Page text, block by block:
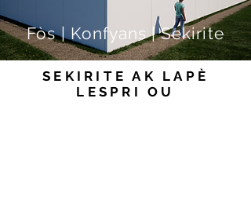
Fòs | Konfyans | Sekirite
SEKIRITE AK LAPÈ
LESPRI OU